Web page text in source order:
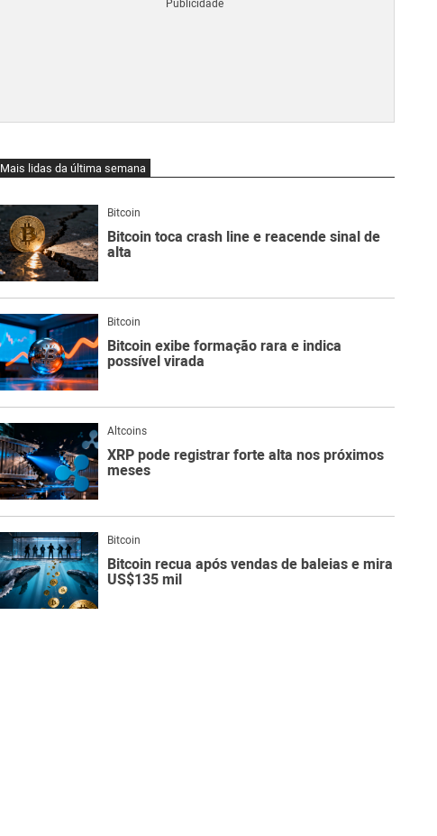
Mais lidas da última semana
Bitcoin
Bitcoin toca crash line e reacende sinal de
alta
Bitcoin
Bitcoin exibe formação rara e indica
possível virada
Altcoins
XRP pode registrar forte alta nos próximos
meses
Bitcoin
Bitcoin recua após vendas de baleias e mira
US$135 mil